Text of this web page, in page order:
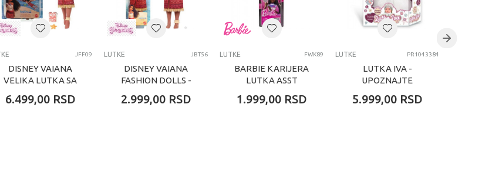
LUTKE
JFF09
DISNEY VAIANA
VELIKA LUTKA SA
6.499,00 RSD
LUTKE JBT56
DISNEY VAIANA
FASHION DOLLS -
2.999,00 RSD
LUTKE FWK89
BARBIE KARIJERA
LUTKA ASST
1.999,00 RSD
LUTKE PR1043384
LUTKA IVA -
UPOZNAJTE
5.999,00 RSD